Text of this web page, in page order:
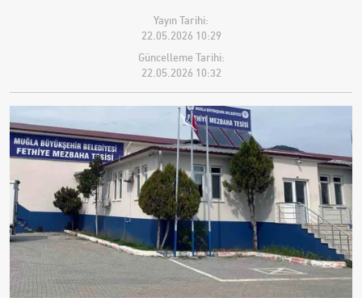
Yayın Tarihi:
22.05.2026 10:29
Güncelleme Tarihi:
22.05.2026 10:32